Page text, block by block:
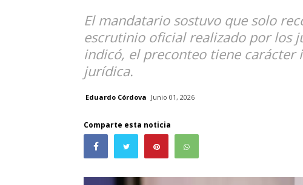
El mandatario sostuvo que solo
escrutinio oficial realizado por los
indicó, el preconteo tiene carácter
jurídica.
Eduardo Córdova Junio 01, 2026
Comparte esta noticia